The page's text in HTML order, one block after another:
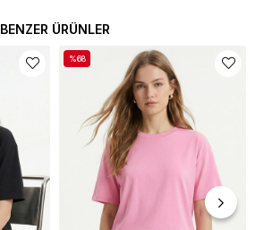
BENZER ÜRÜNLER
%68